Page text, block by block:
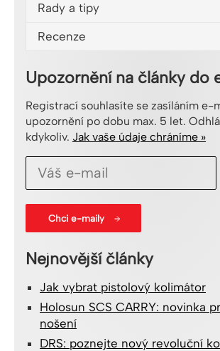
Rady a tipy
Recenze
Upozornění na články do
Registrací souhlasíte se zasíláním e-
upozornění po dobu max. 5 let.
kdykoliv. Jak vaše údaje chráníme »
Nejnovější články
Jak vybrat pistolový kolimátor
Holosun SCS CARRY: novinka
nošení
DRS: poznejte nový revoluční